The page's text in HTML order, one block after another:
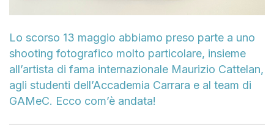
Lo scorso 13 maggio abbiamo preso parte a uno
shooting fotografico molto particolare, insieme
all’artista di fama internazionale Maurizio Cattelan,
agli studenti dell’Accademia Carrara e al team di
GAMeC. Ecco com’è andata!